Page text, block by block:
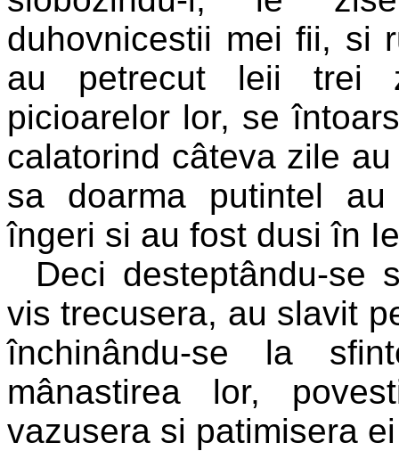
duhovnicestii mei fii, si
au petrecut leii trei
picioarelor lor, se
calatorind câteva zile
sa doarma putintel
îngeri si au fost dusi în
Deci desteptându-se
vis trecusera, au slavit
închinându-se la
mânastirea lor,
vazusera si patimisera